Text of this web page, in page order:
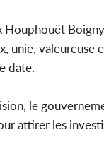
valeureuse
date.
le
attirer les